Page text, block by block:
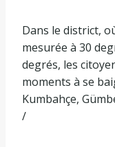
Dans le district,
mesurée à 30
degrés, les
moments à se
Kumbahçe,
/